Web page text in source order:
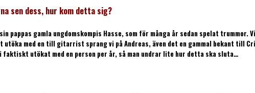
sen dess, hur kom detta sig?
pappas gamla ungdomskompis Hasse, som för många år sedan spelat
med en till gitarrist sprang vi på Andreas, även det en gammal bekant till
utökat med en person per år, så man undrar lite hur detta ska sluta…